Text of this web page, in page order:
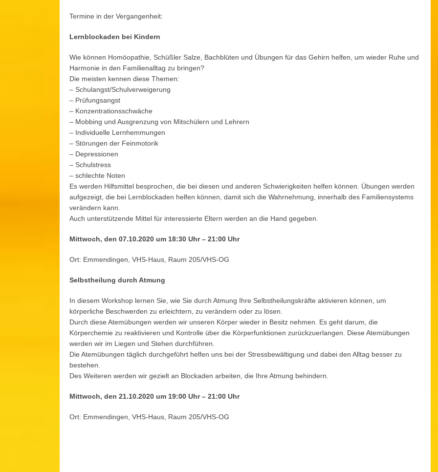
Termine in der Vergangenheit:
Lernblockaden bei Kindern
Wie können Homöopathie, Schüßler Salze, Bachblüten und Übungen für das Gehirn helfen, um wieder Ruhe und
Harmonie in den Familienalltag zu bringen?
Die meisten kennen diese Themen:
– Schulangst/Schulverweigerung
– Prüfungsangst
– Konzentrationsschwäche
– Mobbing und Ausgrenzung von Mitschülern und Lehrern
– Individuelle Lernhemmungen
– Störungen der Feinmotorik
– Depressionen
– Schulstress
– schlechte Noten
Es werden Hilfsmittel besprochen, die bei diesen und anderen Schwierigkeiten helfen können. Übungen werden
aufgezeigt, die bei Lernblockaden helfen können, damit sich die Wahrnehmung, innerhalb des Familiensystems
verändern kann.
Auch unterstützende Mittel für interessierte Eltern werden an die Hand gegeben.
Mittwoch, den 07.10.2020 um 18:30 Uhr – 21:00 Uhr
Ort: Emmendingen, VHS-Haus, Raum 205/VHS-OG
Selbstheilung durch Atmung
In diesem Workshop lernen Sie, wie Sie durch Atmung Ihre Selbstheilungskräfte aktivieren können, um
körperliche Beschwerden zu erleichtern, zu verändern oder zu lösen.
Durch diese Atemübungen werden wir unseren Körper wieder in Besitz nehmen. Es geht darum, die
Körperchemie zu reaktivieren und Kontrolle über die Körperfunktionen zurückzuerlangen. Diese Atemübungen
werden wir im Liegen und Stehen durchführen.
Die Atemübungen täglich durchgeführt helfen uns bei der Stressbewältigung und dabei den Alltag besser zu
bestehen.
Des Weiteren werden wir gezielt an Blockaden arbeiten, die Ihre Atmung behindern.
Mittwoch, den 21.10.2020 um 19:00 Uhr – 21:00 Uhr
Ort: Emmendingen, VHS-Haus, Raum 205/VHS-OG